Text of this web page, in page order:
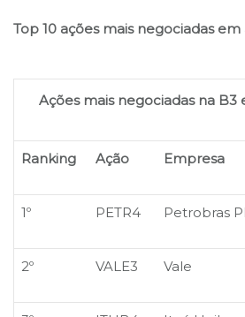
Top 10 ações mais negociadas em
Ações mais negociadas na B3
Ranking Ação Empresa
1º PETR4 Petrobras
2º VALE3 Vale